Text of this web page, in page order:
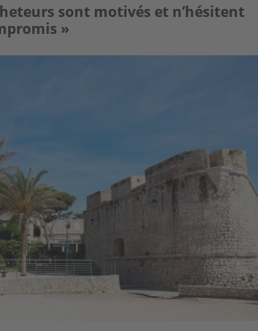
sont motivés et n’hésitent
»